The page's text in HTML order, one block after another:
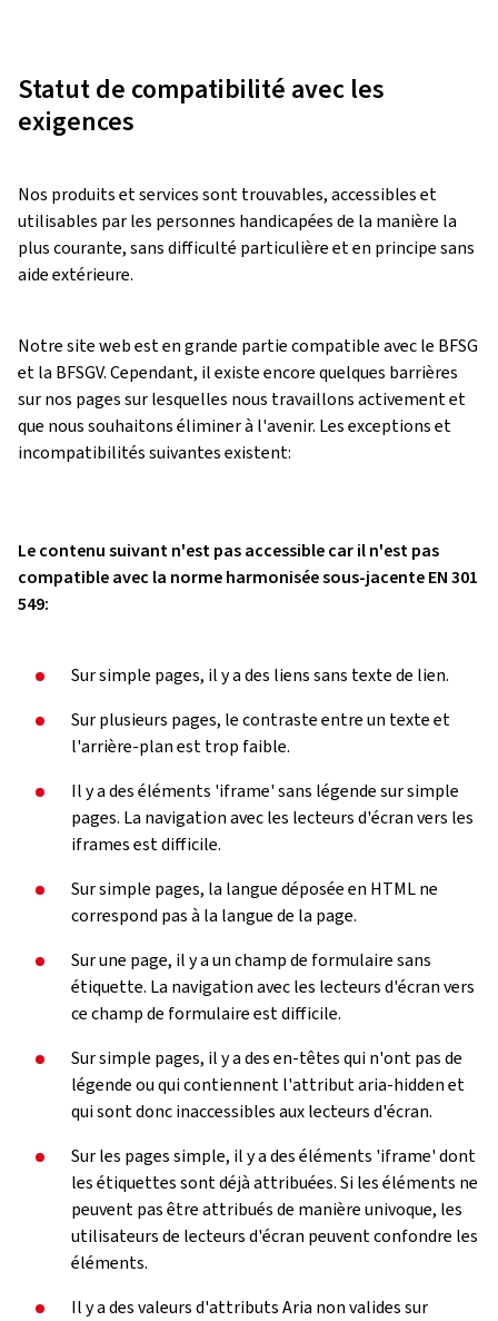
Statut de compatibilité avec les
exigences
Nos produits et services sont trouvables, accessibles et
utilisables par les personnes handicapées de la manière la
plus courante, sans difficulté particulière et en principe sans
aide extérieure.
Notre site web est en grande partie compatible avec le BFSG
et la BFSGV. Cependant, il existe encore quelques barrières
sur nos pages sur lesquelles nous travaillons activement et
que nous souhaitons éliminer à l'avenir. Les exceptions et
incompatibilités suivantes existent:
Le contenu suivant n'est pas accessible car il n'est pas
compatible avec la norme harmonisée sous-jacente EN 301
549:
Sur simple pages, il y a des liens sans texte de lien.
Sur plusieurs pages, le contraste entre un texte et
l'arrière-plan est trop faible.
Il y a des éléments 'iframe' sans légende sur simple
pages. La navigation avec les lecteurs d'écran vers les
iframes est difficile.
Sur simple pages, la langue déposée en HTML ne
correspond pas à la langue de la page.
Sur une page, il y a un champ de formulaire sans
étiquette. La navigation avec les lecteurs d'écran vers
ce champ de formulaire est difficile.
Sur simple pages, il y a des en-têtes qui n'ont pas de
légende ou qui contiennent l'attribut aria-hidden et
qui sont donc inaccessibles aux lecteurs d'écran.
Sur les pages simple, il y a des éléments 'iframe' dont
les étiquettes sont déjà attribuées. Si les éléments ne
peuvent pas être attribués de manière univoque, les
utilisateurs de lecteurs d'écran peuvent confondre les
éléments.
Il y a des valeurs d'attributs Aria non valides sur